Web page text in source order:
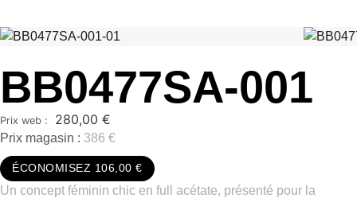
BB0477SA-001
280,00 €
Prix magasin : 386 €
ÉCONOMISEZ 106,00 €
Un concept féminin chic en full acétate, présenté pour la